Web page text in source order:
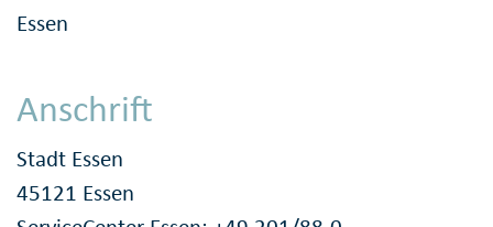
Essen
Anschrift
Stadt Essen
45121 Essen